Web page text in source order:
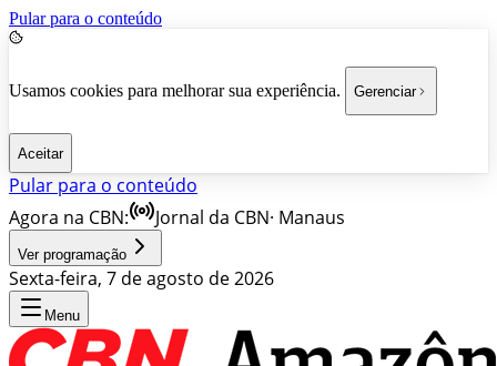
Pular para o conteúdo
Usamos cookies para melhorar sua experiência. Gerenciar
Aceitar
Pular para o conteúdo
Agora na CBN:
Jornal da CBN· Manaus
Ver programação
Sexta-feira, 7 de agosto de 2026
Menu